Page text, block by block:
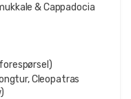
& Cappadocia
Cleopatras